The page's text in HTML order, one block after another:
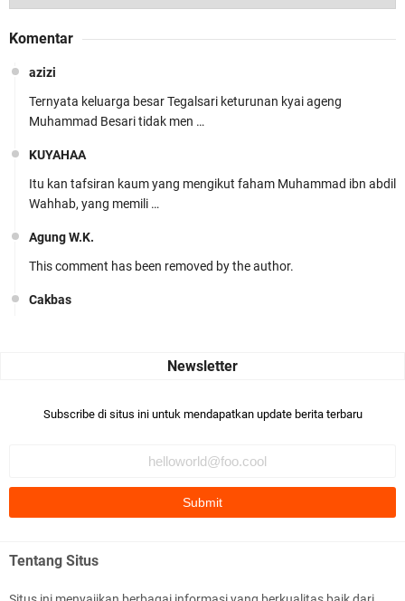
Komentar
azizi
Ternyata keluarga besar Tegalsari keturunan kyai ageng
Muhammad Besari tidak men …
KUYAHAA
Itu kan tafsiran kaum yang mengikut faham Muhammad ibn abdil
Wahhab, yang memili …
Agung W.K.
This comment has been removed by the author.
Cakbas
Bismillaah semoga pembuat artikel Alloh berikan pemahaman yg
Ada sejumlah pertanyaan kepada Anda dan jawablah dengan
Subscribe di situs ini untuk mendapatkan update berita terbaru
Tentang Situs